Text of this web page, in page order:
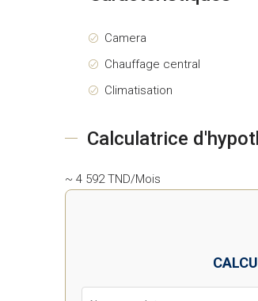
Camera
Chauffage central
Climatisation
Calculatrice
~ 4 592 TND/Mois